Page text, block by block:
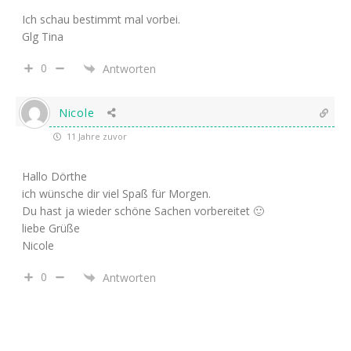
Ich schau bestimmt mal vorbei.
Glg Tina
0 Antworten
Nicole
11 Jahre zuvor
Hallo Dörthe
ich wünsche dir viel Spaß für Morgen.
Du hast ja wieder schöne Sachen vorbereitet 🙂
liebe Grüße
Nicole
0 Antworten